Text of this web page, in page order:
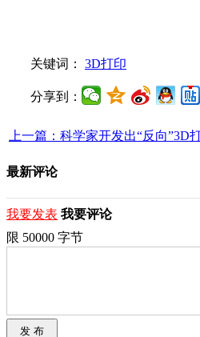
关键词： 3D打印
分享到：
上一篇：科学家开发出“反向”3D
最新评论
我要发表 我要评论
限 50000 字节